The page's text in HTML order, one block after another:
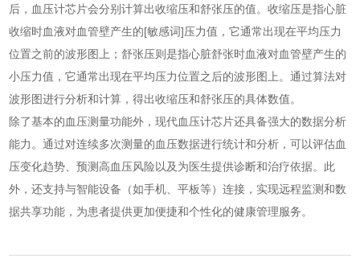
后，血压计芯片会分别计算出收缩压和舒张压的值。收缩压是指心脏
收缩时血液对血管壁产生的[敏感词]压力值，它通常出现在平均压力
位置之前的波形图上；舒张压则是指心脏舒张时血液对血管壁产生的
小压力值，它通常出现在平均压力位置之后的波形图上。通过算法对
波形图进行分析和计算，得出收缩压和舒张压的具体数值。
除了基本的血压测量功能外，现代血压计芯片还具备强大的数据分析
能力。通过对连续多次测量的血压数据进行统计和分析，可以评估血
压变化趋势、预测高血压风险以及为医生提供诊断和治疗依据。此
外，还支持与智能设备（如手机、平板等）连接，实现远程监测和数
据共享功能，为患者提供更加便捷和个性化的健康管理服务。